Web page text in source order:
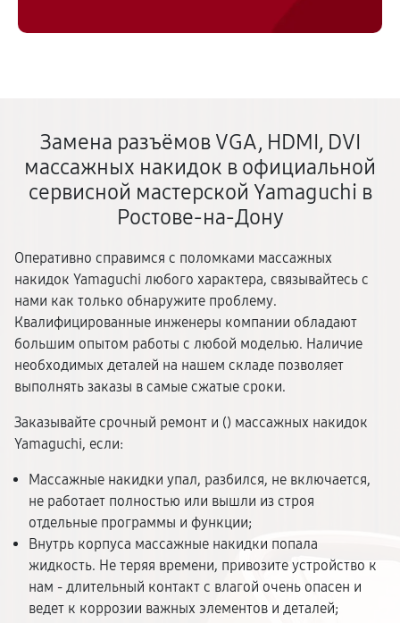
Замена разъёмов VGA, HDMI, DVI
массажных накидок в официальной
сервисной мастерской Yamaguchi в
Ростове-на-Дону
Оперативно справимся с поломками массажных
накидок Yamaguchi любого характера, связывайтесь с
нами как только обнаружите проблему.
Квалифицированные инженеры компании обладают
большим опытом работы с любой моделью. Наличие
необходимых деталей на нашем складе позволяет
выполнять заказы в самые сжатые сроки.
Заказывайте срочный ремонт и () массажных накидок
Yamaguchi, если:
Массажные накидки упал, разбился, не включается,
не работает полностью или вышли из строя
отдельные программы и функции;
Внутрь корпуса массажные накидки попала
жидкость. Не теряя времени, привозите устройство к
нам - длительный контакт с влагой очень опасен и
ведет к коррозии важных элементов и деталей;